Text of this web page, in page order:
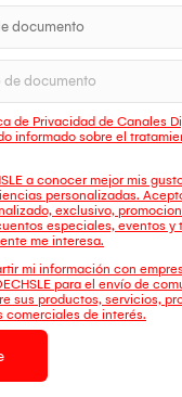
de Privacidad de Canales
informado sobre el
a conocer mejor mis
personalizadas.
exclusivo,
especiales, eventos y
me interesa.
mi información con
para el envío de
sus productos, servicios,
comerciales de interés.